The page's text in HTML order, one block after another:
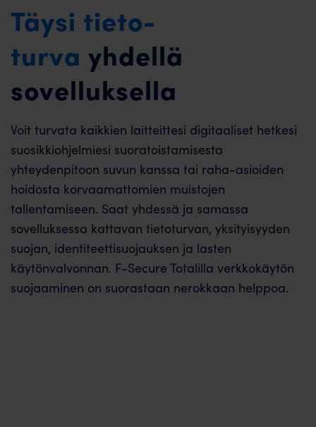
Täysi tieto­
turva yhdellä
sovelluksella
Voit turvata kaikkien laitteittesi digitaaliset hetkesi
suosikkiohjelmiesi suoratoistamisesta
yhteydenpitoon suvun kanssa tai raha-asioiden
hoidosta korvaamattomien muistojen
tallentamiseen. Saat yhdessä ja samassa
sovelluksessa kattavan tietoturvan, yksityisyyden
suojan, identiteettisuojauksen ja lasten
käytönvalvonnan. F-Secure Totalilla verkkokäytön
suojaaminen on suorastaan nerokkaan helppoa.